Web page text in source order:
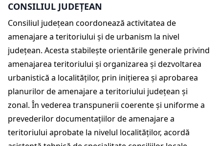
CONSILIUL JUDEȚEAN
Consiliul judeţean coordonează activitatea de
amenajare a teritoriului şi de urbanism la nivel
judeţean. Acesta stabileşte orientările generale privind
amenajarea teritoriului şi organizarea şi dezvoltarea
urbanistică a localităţilor, prin iniţierea şi aprobarea
planurilor de amenajare a teritoriului judeţean şi
zonal. În vederea transpunerii coerente şi uniforme a
prevederilor documentaţiilor de amenajare a
teritoriului aprobate la nivelul localităţilor, acordă